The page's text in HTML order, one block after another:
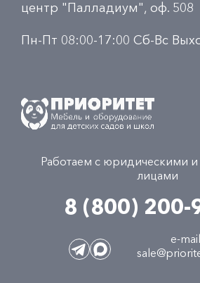
центр "Палладиум", оф. 508
Пн-Пт 08:00-17:00 Сб-Вс
Работаем с юридическими
лицами
8 (800) 200-
e-